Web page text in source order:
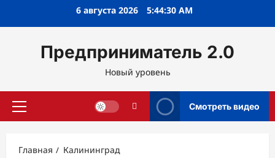
6 августа 2026 5:44:30 AM
Предприниматель 2.0
Новый уровень
Основное
Смотреть видео
Главная Калининград